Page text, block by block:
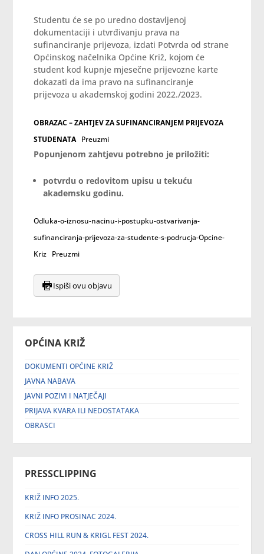
OPĆINA KRIŽ
DOKUMENTI OPĆINE KRIŽ
JAVNA NABAVA
JAVNI POZIVI I NATJEČAJI
PRIJAVA KVARA ILI NEDOSTATAKA
OBRASCI
PRESSCLIPPING
KRIŽ INFO 2025.
KRIŽ INFO PROSINAC 2024.
CROSS HILL RUN & KRIGL FEST 2024.
Studentu će se po uredno dostavljenoj
dokumentaciji i utvrđivanju prava na
sufinanciranje prijevoza, izdati Potvrda od strane
Općinskog načelnika Općine Križ, kojom će
student kod kupnje mjesečne prijevozne karte
dokazati da ima pravo na sufinanciranje
prijevoza u akademskoj godini 2022./2023.
OBRAZAC – ZAHTJEV ZA SUFINANCIRANJEM PRIJEVOZA
STUDENATA Preuzmi
Popunjenom zahtjevu potrebno je priložiti:
potvrdu o redovitom upisu u tekuću
akademsku godinu.
Odluka-o-iznosu-nacinu-i-postupku-ostvarivanja-
sufinanciranja-prijevoza-za-studente-s-podrucja-Opcine-
Kriz Preuzmi
Ispiši ovu objavu